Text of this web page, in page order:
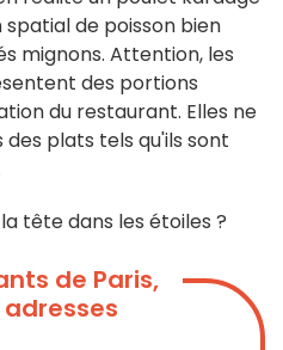
de poisson bien
mignons. Attention, les
des portions
du restaurant. Elles ne
plats tels qu'ils sont
tête dans les étoiles ?
de Paris,